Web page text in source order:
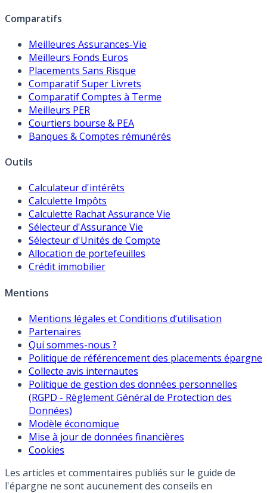
Comparatifs
Meilleures Assurances-Vie
Meilleurs Fonds Euros
Placements Sans Risque
Comparatif Super Livrets
Comparatif Comptes à Terme
Meilleurs PER
Courtiers bourse & PEA
Banques & Comptes rémunérés
Outils
Calculateur d'intérêts
Calculette Impôts
Calculette Rachat Assurance Vie
Sélecteur d'Assurance Vie
Sélecteur d'Unités de Compte
Allocation de portefeuilles
Crédit immobilier
Mentions
Mentions légales et Conditions d’utilisation
Partenaires
Qui sommes-nous ?
Politique de référencement des placements épargne
Collecte avis internautes
Politique de gestion des données personnelles
(RGPD - Règlement Général de Protection des
Données)
Modèle économique
Mise à jour de données financières
Cookies
Les articles et commentaires publiés sur le guide de
l'épargne ne sont aucunement des conseils en